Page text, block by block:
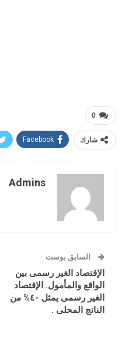
0
شارك Facebook
Admins
السابق بوست
الإقتصاد الغير رسمى بين
الواقع والمأمول. الإقتصاد
الغير رسمى يمثل ٤٠% من
الناتج المحلى .